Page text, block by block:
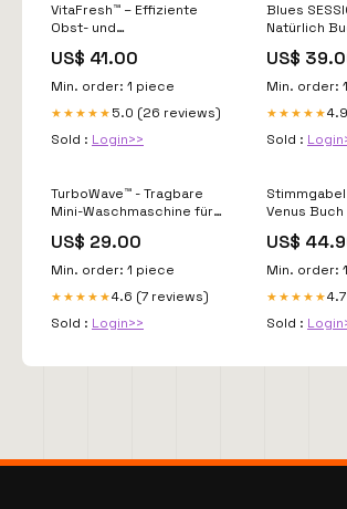
VitaFresh™ – Effiziente
Obst- und
Farbe:Weiß
US$ 41.00
Min. order: 1 piece
★★★★★ 5.0 (26 reviews)
Sold : Login>>
Blues
Natürlich
US$
Min. order:
★★★★★
Sold :
TurboWave™ - Tragbare
Mini-Waschmaschine für
Wäsche Lederleggings
US$ 29.00
Min. order: 1 piece
★★★★★4.6 (7 reviews)
Sold : Login>>
Venus Buch
US$
Min. order:
★★★★★
Sold :